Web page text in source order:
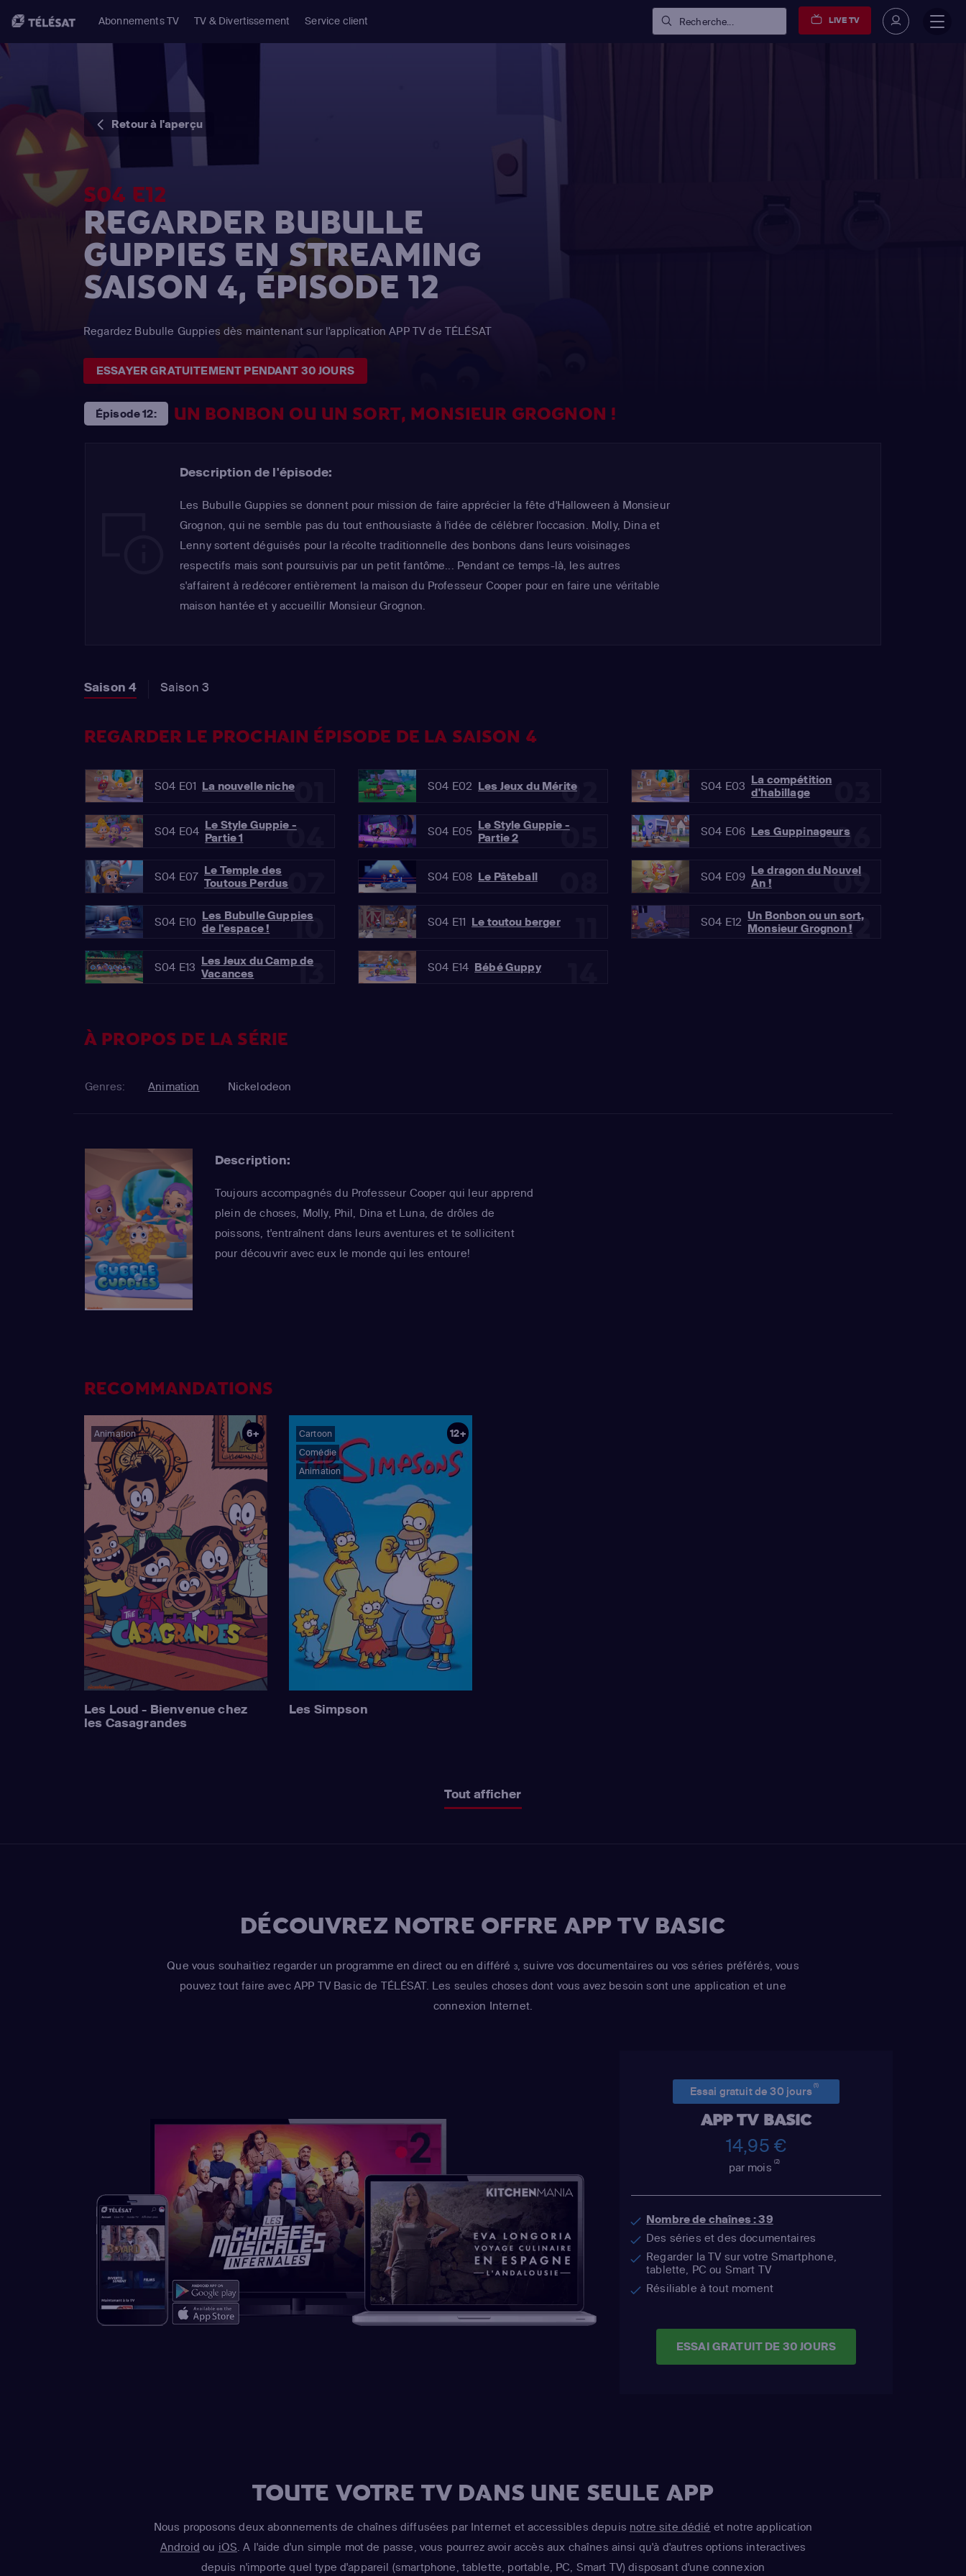
Abonnements TV TV & Divertissement Service client Recherche... LIVE TV
Retour à l'aperçu
S04 E12
REGARDER BUBULLE
GUPPIES EN STREAMING
SAISON 4, ÉPISODE 12
Regardez Bubulle Guppies dès maintenant sur l'application APP TV de TÉLÉSAT
ESSAYER GRATUITEMENT PENDANT 30 JOURS
Épisode 12: UN BONBON OU UN SORT, MONSIEUR GROGNON !
Description de l'épisode:
Les Bubulle Guppies se donnent pour mission de faire apprécier la fête d'Halloween à Monsieur
Grognon, qui ne semble pas du tout enthousiaste à l'idée de célébrer l'occasion. Molly, Dina et
Lenny sortent déguisés pour la récolte traditionnelle des bonbons dans leurs voisinages
respectifs mais sont poursuivis par un petit fantôme... Pendant ce temps-là, les autres
s'affairent à redécorer entièrement la maison du Professeur Cooper pour en faire une véritable
maison hantée et y accueillir Monsieur Grognon.
Saison 4 Saison 3
REGARDER LE PROCHAIN ÉPISODE DE LA SAISON 4
01
S04 E01 La nouvelle niche 02
S04 E02 Les Jeux du Mérite S04 E03 La compétition
d'habillage
04
S04 E04 Le Style Guppie -
Partie 1
05
S04 E05 Le Style Guppie -
Partie 2
06
S04 E06 Les Guppinageurs
07
S04 E07 Le Temple des
Toutous Perdus
S04 E08 Le Pâteball 09
S04 E09 Le dragon du Nouvel
An !
10
S04 E10 Les Bubulle Guppies
de l'espace !
S04 E11 Le toutou berger 12
S04 E12 Un Bonbon ou un sort,
Monsieur Grognon !
13
S04 E13 Les Jeux du Camp de
Vacances
S04 E14 Bébé Guppy
À PROPOS DE LA SÉRIE
Genres: Animation Nickelodeon
Description:
Toujours accompagnés du Professeur Cooper qui leur apprend
plein de choses, Molly, Phil, Dina et Luna, de drôles de
poissons, t'entraînent dans leurs aventures et te sollicitent
pour découvrir avec eux le monde qui les entoure!
RECOMMANDATIONS
Animation 6+
Les Loud - Bienvenue chez
les Casagrandes
Cartoon
Comédie
Animation
12+
Les Simpson
Tout afficher
DÉCOUVREZ NOTRE OFFRE APP TV BASIC
Que vous souhaitiez regarder un programme en direct ou en différé 3, suivre vos documentaires ou vos séries préférés, vous
pouvez tout faire avec APP TV Basic de TÉLÉSAT. Les seules choses dont vous avez besoin sont une application et une
connexion Internet.
Essai gratuit de 30 jours(1)
APP TV BASIC
14,95 €
par mois(2)
Nombre de chaînes : 39
Des séries et des documentaires
Regarder la TV sur votre Smartphone,
tablette, PC ou Smart TV
Résiliable à tout moment
ESSAI GRATUIT DE 30 JOURS
TOUTE VOTRE TV DANS UNE SEULE APP
Nous proposons deux abonnements de chaînes diffusées par Internet et accessibles depuis notre site dédié et notre application
Android ou iOS. A l'aide d'un simple mot de passe, vous pourrez avoir accès aux chaînes ainsi qu'à d'autres options interactives
depuis n'importe quel type d'appareil (smartphone, tablette, portable, PC, Smart TV) disposant d'une connexion